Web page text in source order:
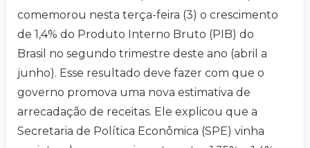
comemorou nesta terça-feira (3) o crescimento
de 1,4% do Produto Interno Bruto (PIB) do
Brasil no segundo trimestre deste ano (abril a
junho). Esse resultado deve fazer com que o
governo promova uma nova estimativa de
arrecadação de receitas. Ele explicou que a
Secretaria de Política Econômica (SPE) vinha